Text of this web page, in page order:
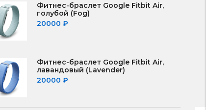
Фитнес-браслет Google Fitbit Air,
голубой (Fog)
20000 ₽
Фитнес-браслет Google Fitbit Air,
лавандовый (Lavender)
20000 ₽